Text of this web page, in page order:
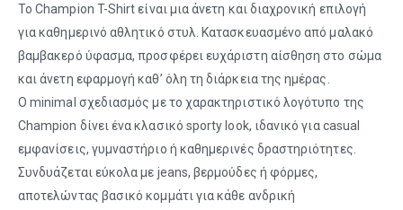
Το Champion T-Shirt είναι μια άνετη και διαχρονική επιλογή
για καθημερινό αθλητικό στυλ. Κατασκευασμένο από μαλακό
βαμβακερό ύφασμα, προσφέρει ευχάριστη αίσθηση στο σώμα
και άνετη εφαρμογή καθ’ όλη τη διάρκεια της ημέρας.
Ο minimal σχεδιασμός με το χαρακτηριστικό λογότυπο της
Champion δίνει ένα κλασικό sporty look, ιδανικό για casual
εμφανίσεις, γυμναστήριο ή καθημερινές δραστηριότητες.
Συνδυάζεται εύκολα με jeans, βερμούδες ή φόρμες,
αποτελώντας βασικό κομμάτι για κάθε ανδρική